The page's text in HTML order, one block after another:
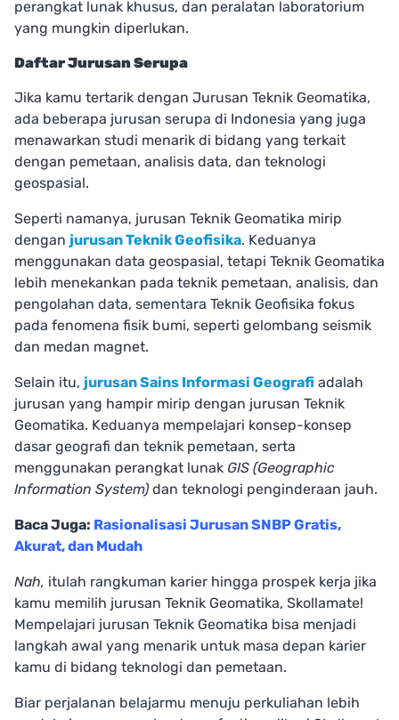
perangkat lunak khusus, dan peralatan laboratorium
yang mungkin diperlukan.
Daftar Jurusan Serupa
Jika kamu tertarik dengan Jurusan Teknik Geomatika,
ada beberapa jurusan serupa di Indonesia yang juga
menawarkan studi menarik di bidang yang terkait
dengan pemetaan, analisis data, dan teknologi
geospasial.
Seperti namanya, jurusan Teknik Geomatika mirip
dengan jurusan Teknik Geofisika. Keduanya
menggunakan data geospasial, tetapi Teknik Geomatika
lebih menekankan pada teknik pemetaan, analisis, dan
pengolahan data, sementara Teknik Geofisika fokus
pada fenomena fisik bumi, seperti gelombang seismik
dan medan magnet.
Selain itu, jurusan Sains Informasi Geografi adalah
jurusan yang hampir mirip dengan jurusan Teknik
Geomatika. Keduanya mempelajari konsep-konsep
dasar geografi dan teknik pemetaan, serta
menggunakan perangkat lunak GIS (Geographic
Information System) dan teknologi penginderaan jauh.
Baca Juga: Rasionalisasi Jurusan SNBP Gratis,
Akurat, dan Mudah
Nah, itulah rangkuman karier hingga prospek kerja jika
kamu memilih jurusan Teknik Geomatika, Skollamate!
Mempelajari jurusan Teknik Geomatika bisa menjadi
langkah awal yang menarik untuk masa depan karier
kamu di bidang teknologi dan pemetaan.
Biar perjalanan belajarmu menuju perkuliahan lebih